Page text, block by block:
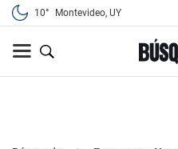
10° Montevideo, UY